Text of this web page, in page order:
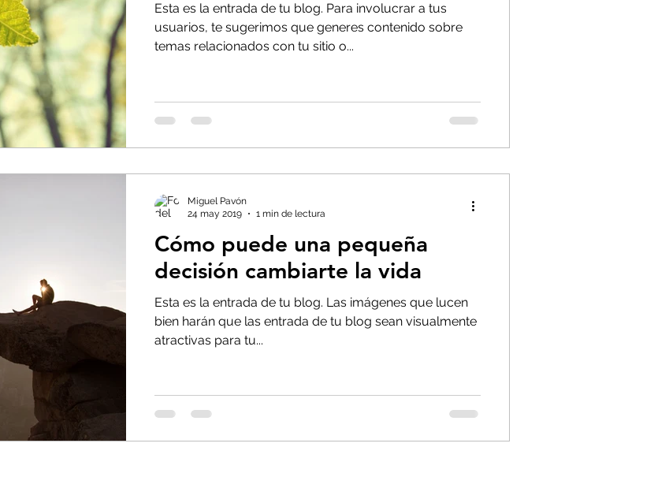
Esta es la entrada de tu blog. Para involucrar a tus
usuarios, te sugerimos que generes contenido sobre
temas relacionados con tu sitio o...
Cómo puede una pequeña
decisión cambiarte la vida
Esta es la entrada de tu blog. Las imágenes que lucen
bien harán que las entrada de tu blog sean visualmente
atractivas para tu...
Miguel Pavón
24 may 2019
1 min de lectura